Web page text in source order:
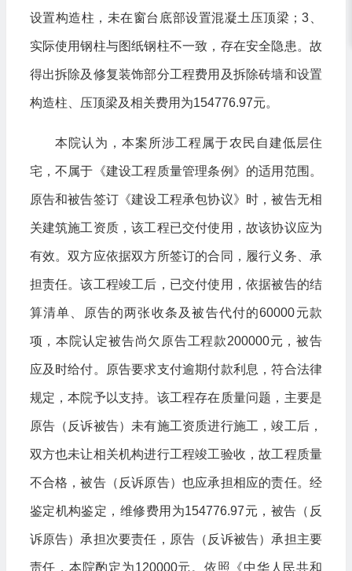
设置构造柱，未在窗台底部设置混凝土压顶梁；3、
实际使用钢柱与图纸钢柱不一致，存在安全隐患。故
得出拆除及修复装饰部分工程费用及拆除砖墙和设置
构造柱、压顶梁及相关费用为154776.97元。
本院认为，本案所涉工程属于农民自建低层住
宅，不属于《建设工程质量管理条例》的适用范围。
原告和被告签订《建设工程承包协议》时，被告无相
关建筑施工资质，该工程已交付使用，故该协议应为
有效。双方应依据双方所签订的合同，履行义务、承
担责任。该工程竣工后，已交付使用，依据被告的结
算清单、原告的两张收条及被告代付的60000元款
项，本院认定被告尚欠原告工程款200000元，被告
应及时给付。原告要求支付逾期付款利息，符合法律
规定，本院予以支持。该工程存在质量问题，主要是
原告（反诉被告）未有施工资质进行施工，竣工后，
双方也未让相关机构进行工程竣工验收，故工程质量
不合格，被告（反诉原告）也应承担相应的责任。经
鉴定机构鉴定，维修费用为154776.97元，被告（反
诉原告）承担次要责任，原告（反诉被告）承担主要
责任，本院酌定为120000元。依照《中华人民共和